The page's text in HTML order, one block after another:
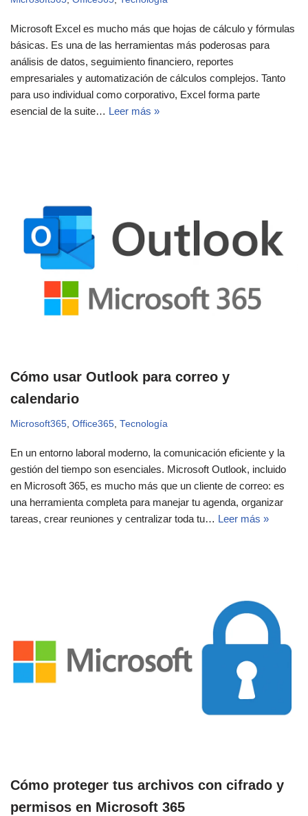
Microsoft Excel es mucho más que hojas de cálculo y fórmulas
básicas. Es una de las herramientas más poderosas para
análisis de datos, seguimiento financiero, reportes
empresariales y automatización de cálculos complejos. Tanto
para uso individual como corporativo, Excel forma parte
esencial de la suite… Leer más »
Cómo usar Outlook para correo y
calendario
Microsoft365, Office365, Tecnología
En un entorno laboral moderno, la comunicación eficiente y la
gestión del tiempo son esenciales. Microsoft Outlook, incluido
en Microsoft 365, es mucho más que un cliente de correo: es
una herramienta completa para manejar tu agenda, organizar
tareas, crear reuniones y centralizar toda tu… Leer más »
Cómo proteger tus archivos con cifrado y
permisos en Microsoft 365